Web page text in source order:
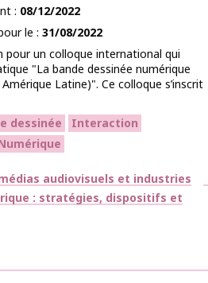
08/12/2022
le
31/08/2022
pour un colloque international qui
"La bande dessinée numérique
Latine)". Ce colloque s’inscrit
dessinée
Interaction
audiovisuels et industries
: stratégies, dispositifs et